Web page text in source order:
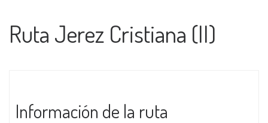
Ruta Jerez Cristiana (II)
Información de la ruta